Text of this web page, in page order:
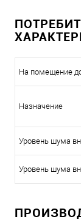
На помещение
Назначение
Уровень шума
Уровень шума